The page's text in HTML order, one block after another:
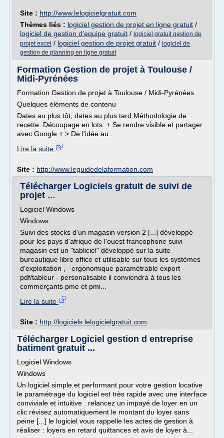
Site : http://www.lelogicielgratuit.com
Thèmes liés : logiciel gestion de projet en ligne gratuit /
logiciel de gestion d'equipe gratuit / logiciel gratuit gestion de
projet excel / logiciel gestion de projet gratuit / logiciel de
gestion de planning en ligne gratuit
Formation Gestion de projet à Toulouse /
Midi-Pyrénées
Formation Gestion de projet à Toulouse / Midi-Pyrénées
Quelques éléments de contenu
Dates au plus tôt, dates au plus tard Méthodologie de
recette. Découpage en lots. + Se rendre visible et partager
avec Google + > De l'idée au...
Lire la suite
Site : http://www.leguidedelaformation.com
Télécharger Logiciels gratuit de suivi de
projet ...
Logiciel Windows
Windows
Suivi des stocks d'un magasin version 2 [...] développé
pour les pays d'afrique de l'ouest francophone suivi
magasin est un "tabliciel" développé sur la suite
bureautique libre office et utilisable sur tous les systèmes
d'exploitation , ergonomique paramétrable export
pdf/tableur - personalisable il conviendra à tous les
commerçants pme et pmi...
Lire la suite
Site : http://logiciels.lelogicielgratuit.com
Télécharger Logiciel gestion d entreprise
batiment gratuit ...
Logiciel Windows
Windows
Un logiciel simple et performant pour votre gestion locative
le paramétrage du logiciel est très rapide avec une interface
conviviale et intuitive : relancez un impayé de loyer en un
clic révisez automatiquement le montant du loyer sans
peine [...] le logiciel vous rappelle les actes de gestion à
réaliser : loyers en retard quittances et avis de loyer à...